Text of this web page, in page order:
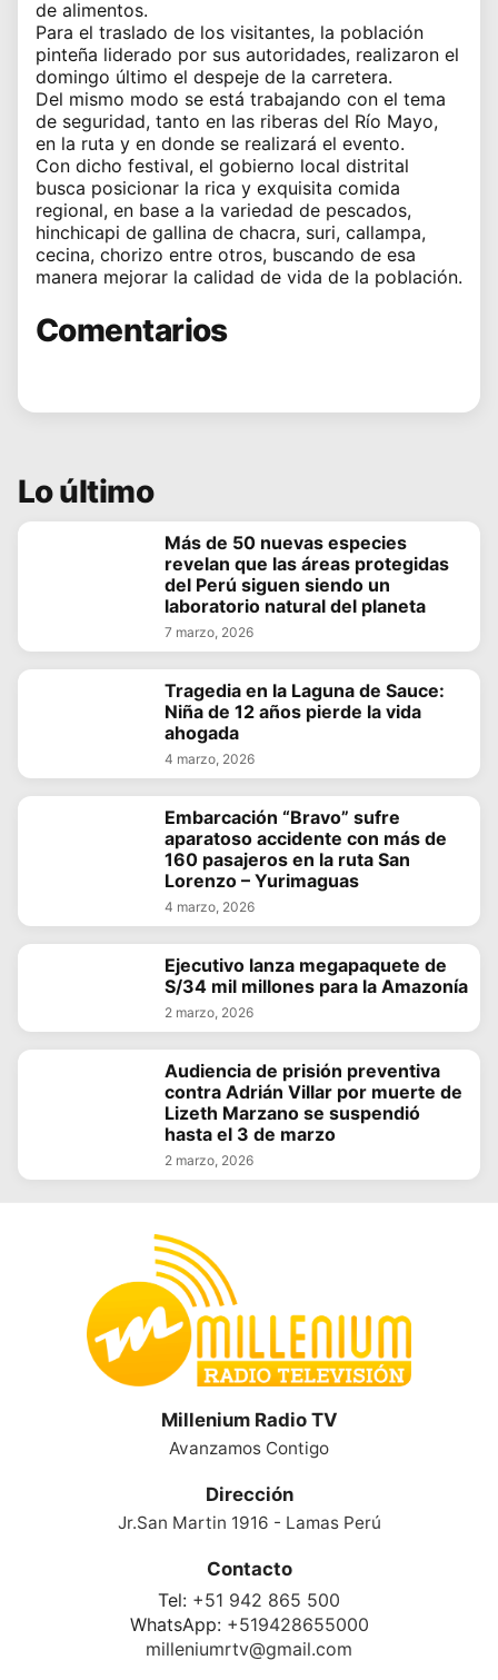
de alimentos.
Para el traslado de los visitantes, la población
pinteña liderado por sus autoridades, realizaron el
domingo último el despeje de la carretera.
Del mismo modo se está trabajando con el tema
de seguridad, tanto en las riberas del Río Mayo,
en la ruta y en donde se realizará el evento.
Con dicho festival, el gobierno local distrital
busca posicionar la rica y exquisita comida
regional, en base a la variedad de pescados,
hinchicapi de gallina de chacra, suri, callampa,
cecina, chorizo entre otros, buscando de esa
manera mejorar la calidad de vida de la población.
Comentarios
Lo último
Más de 50 nuevas especies
revelan que las áreas protegidas
del Perú siguen siendo un
laboratorio natural del planeta
7 marzo, 2026
Tragedia en la Laguna de Sauce:
Niña de 12 años pierde la vida
ahogada
4 marzo, 2026
Embarcación “Bravo” sufre
aparatoso accidente con más de
160 pasajeros en la ruta San
Lorenzo – Yurimaguas
4 marzo, 2026
Ejecutivo lanza megapaquete de
S/34 mil millones para la Amazonía
2 marzo, 2026
Audiencia de prisión preventiva
contra Adrián Villar por muerte de
Lizeth Marzano se suspendió
hasta el 3 de marzo
2 marzo, 2026
Millenium Radio TV
Avanzamos Contigo
Dirección
Jr.San Martin 1916 - Lamas Perú
Contacto
Tel: +51 942 865 500
WhatsApp: +519428655000
milleniumrtv@gmail.com